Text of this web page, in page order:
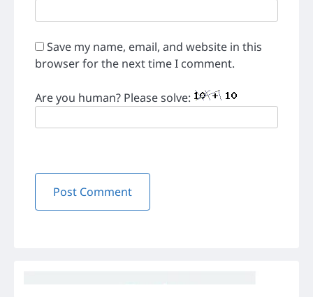
Save my name, email, and website in this
browser for the next time I comment.
Are you human? Please solve: